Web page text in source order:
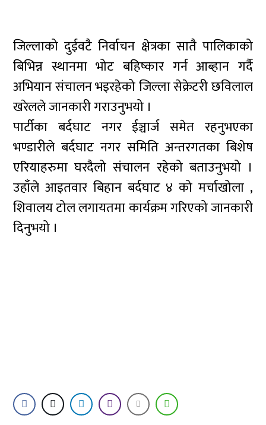
जिल्लाको दुईवटै निर्वाचन क्षेत्रका सातै पालिकाको
बिभिन्न स्थानमा भोट बहिष्कार गर्न आब्हान गर्दै
अभियान संचालन भइरहेको जिल्ला सेक्रेटरी छविलाल
खरेलले जानकारी गराउनुभयो ।
पार्टीका बर्दघाट नगर ईञ्चार्ज समेत रहनुभएका
भण्डारीले बर्दघाट नगर समिति अन्तरगतका बिशेष
एरियाहरुमा घरदैलो संचालन रहेको बताउनुभयो ।
उहाँले आइतवार बिहान बर्दघाट ४ को मर्चाखोला ,
शिवालय टोल लगायतमा कार्यक्रम गरिएको जानकारी
दिनुभयो ।